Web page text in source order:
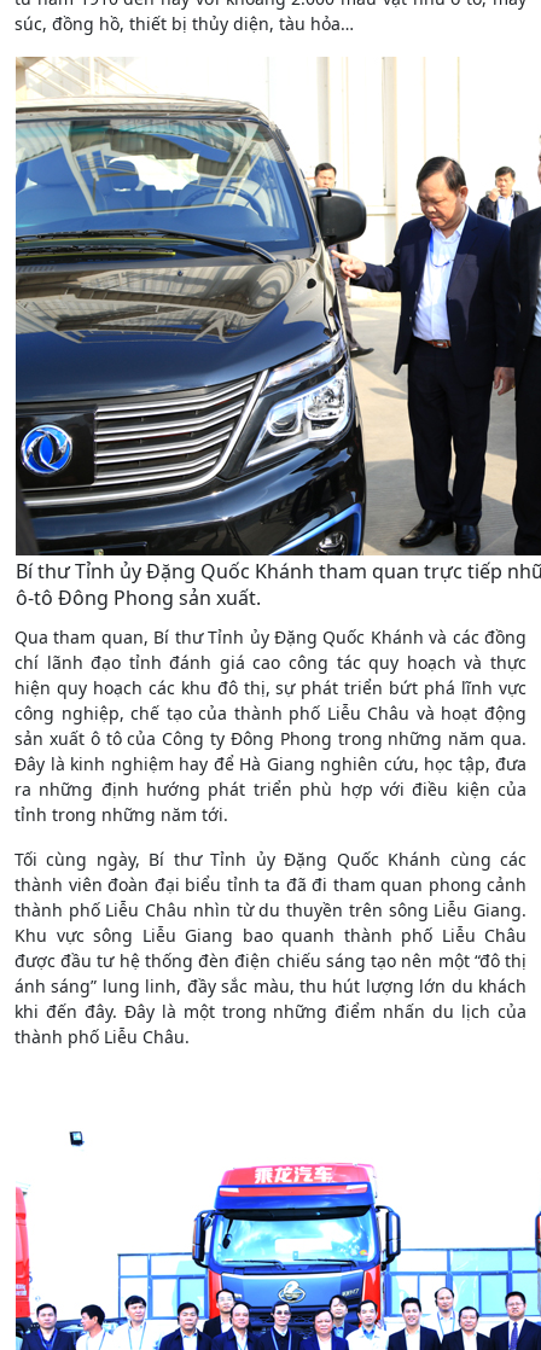
súc, đồng hồ, thiết bị thủy diện, tàu hỏa…
Bí thư Tỉnh ủy Đặng Quốc Khánh tham quan trực tiếp
ô-tô Đông Phong sản xuất.
Qua tham quan, Bí thư Tỉnh ủy Đặng Quốc Khánh và các đồng
chí lãnh đạo tỉnh đánh giá cao công tác quy hoạch và thực
hiện quy hoạch các khu đô thị, sự phát triển bứt phá lĩnh vực
công nghiệp, chế tạo của thành phố Liễu Châu và hoạt động
sản xuất ô tô của Công ty Đông Phong trong những năm qua.
Đây là kinh nghiệm hay để Hà Giang nghiên cứu, học tập, đưa
ra những định hướng phát triển phù hợp với điều kiện của
tỉnh trong những năm tới.
Tối cùng ngày, Bí thư Tỉnh ủy Đặng Quốc Khánh cùng các
thành viên đoàn đại biểu tỉnh ta đã đi tham quan phong cảnh
thành phố Liễu Châu nhìn từ du thuyền trên sông Liễu Giang.
Khu vực sông Liễu Giang bao quanh thành phố Liễu Châu
được đầu tư hệ thống đèn điện chiếu sáng tạo nên một “đô thị
ánh sáng” lung linh, đầy sắc màu, thu hút lượng lớn du khách
khi đến đây. Đây là một trong những điểm nhấn du lịch của
thành phố Liễu Châu.